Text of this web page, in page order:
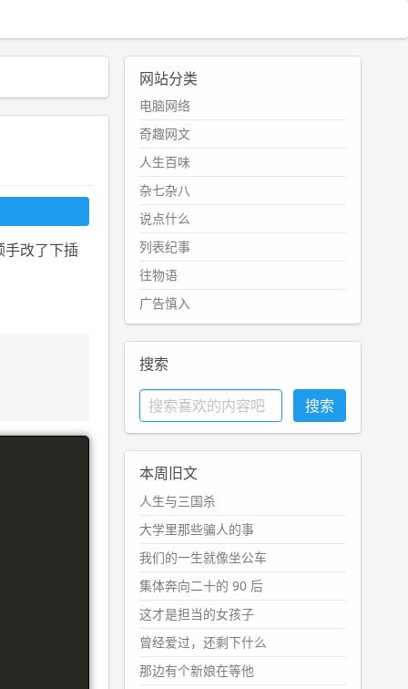
手改了下插
网站分类
电脑网络
奇趣网文
人生百味
杂七杂八
说点什么
列表纪事
往物语
广告慎入
搜索
本周旧文
人生与三国杀
大学里那些骗人的事
我们的一生就像坐公车
集体奔向二十的 90 后
这才是担当的女孩子
曾经爱过，还剩下什么
那边有个新娘在等他